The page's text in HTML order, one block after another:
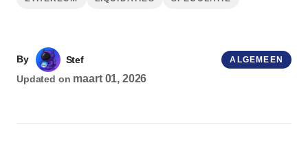
By
Stef
Updated on maart 01, 2026
ALGEMEEN